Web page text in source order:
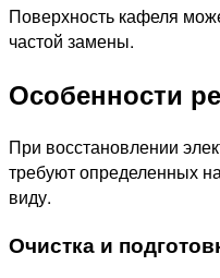
Поверхность кафеля
частой замены.
Особенности
При восстановлении
требуют определенных
виду.
Очистка и